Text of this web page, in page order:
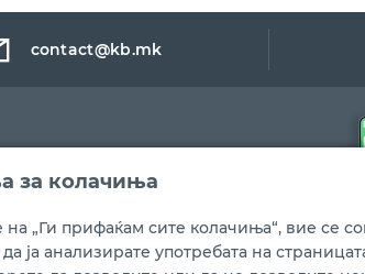
contact@kb.mk
за колачиња
„Ги прифаќам сите колачиња“, вие се
да ја анализирате употребата на